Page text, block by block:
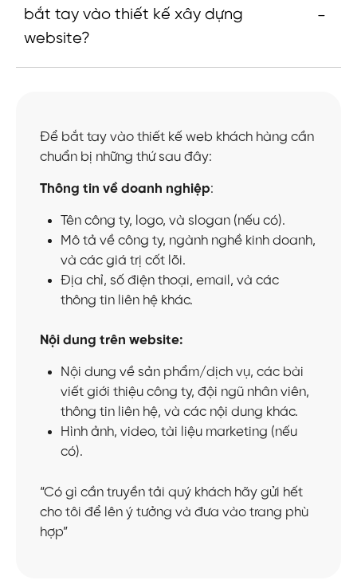
bắt tay vào thiết kế xây dựng
website?
Để bắt tay vào thiết kế web khách hàng cần
chuẩn bị những thứ sau đây:
Thông tin về doanh nghiệp:
Tên công ty, logo, và slogan (nếu có).
Mô tả về công ty, ngành nghề kinh doanh,
và các giá trị cốt lõi.
Địa chỉ, số điện thoại, email, và các
thông tin liên hệ khác.
Nội dung trên website:
Nội dung về sản phẩm/dịch vụ, các bài
viết giới thiệu công ty, đội ngũ nhân viên,
thông tin liên hệ, và các nội dung khác.
Hình ảnh, video, tài liệu marketing (nếu
có).
“Có gì cần truyền tải quý khách hãy gửi hết
cho tôi để lên ý tưởng và đưa vào trang phù
hợp”